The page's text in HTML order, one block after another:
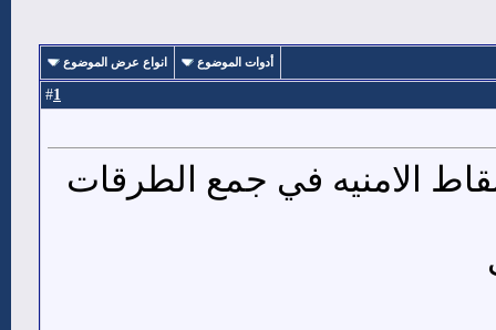
أدوات الموضوع انواع عرض الموضوع
1
الامنيه في جمع الطرقات